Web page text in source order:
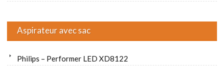
Aspirateur avec sac
Philips – Performer LED XD8122